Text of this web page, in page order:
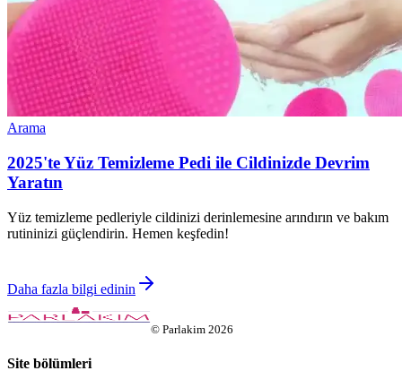
Arama
2025'te Yüz Temizleme Pedi ile Cildinizde Devrim
Yaratın
Yüz temizleme pedleriyle cildinizi derinlemesine arındırın ve bakım
rutininizi güçlendirin. Hemen keşfedin!
Daha fazla bilgi edinin
© Parlakim 2026
Site bölümleri